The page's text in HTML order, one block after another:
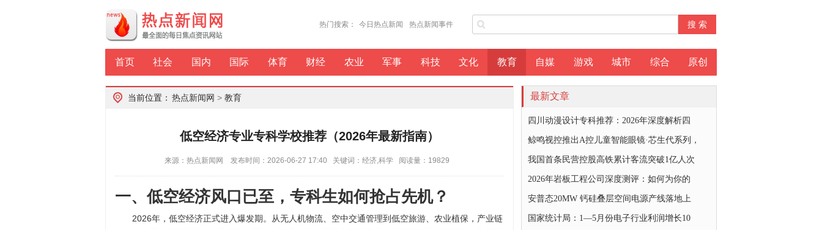
热门搜索： 今日热点新闻 热点新闻事件
首页 社会 国内 国际 体育 财经 农业 军事 科技 文化 教育 自媒 游戏 城市 综合 原创
当前位置： 热点新闻网 > 教育
低空经济专业专科学校推荐（2026年最新指南）
来源：热点新闻网 发布时间：2026-06-27 17:40 关键词：经济,科学 阅读量：19829
一、低空经济风口已至，专科生如何抢占先机？
2026年，低空经济正式进入爆发期。从无人机物流、空中交通管理到低空旅游、农业植保，产业链
最新文章
四川动漫设计专科推荐：2026年深度解析四
鲸鸣视控推出A控儿童智能眼镜·芯生代系列，
我国首条民营控股高铁累计客流突破1亿人次
2026年岩板工程公司深度测评：如何为你的
安普态20MW 钙硅叠层空间电源产线落地上
国家统计局：1—5月份电子行业利润增长10